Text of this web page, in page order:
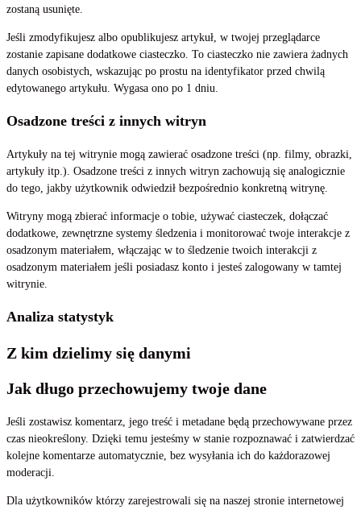
zostaną usunięte.
Jeśli zmodyfikujesz albo opublikujesz artykuł, w twojej przeglądarce
zostanie zapisane dodatkowe ciasteczko. To ciasteczko nie zawiera żadnych
danych osobistych, wskazując po prostu na identyfikator przed chwilą
edytowanego artykułu. Wygasa ono po 1 dniu.
Osadzone treści z innych witryn
Artykuły na tej witrynie mogą zawierać osadzone treści (np. filmy, obrazki,
artykuły itp.). Osadzone treści z innych witryn zachowują się analogicznie
do tego, jakby użytkownik odwiedził bezpośrednio konkretną witrynę.
Witryny mogą zbierać informacje o tobie, używać ciasteczek, dołączać
dodatkowe, zewnętrzne systemy śledzenia i monitorować twoje interakcje z
osadzonym materiałem, włączając w to śledzenie twoich interakcji z
osadzonym materiałem jeśli posiadasz konto i jesteś zalogowany w tamtej
witrynie.
Analiza statystyk
Z kim dzielimy się danymi
Jak długo przechowujemy twoje dane
Jeśli zostawisz komentarz, jego treść i metadane będą przechowywane przez
czas nieokreślony. Dzięki temu jesteśmy w stanie rozpoznawać i zatwierdzać
kolejne komentarze automatycznie, bez wysyłania ich do każdorazowej
moderacji.
Dla użytkowników którzy zarejestrowali się na naszej stronie internetowej